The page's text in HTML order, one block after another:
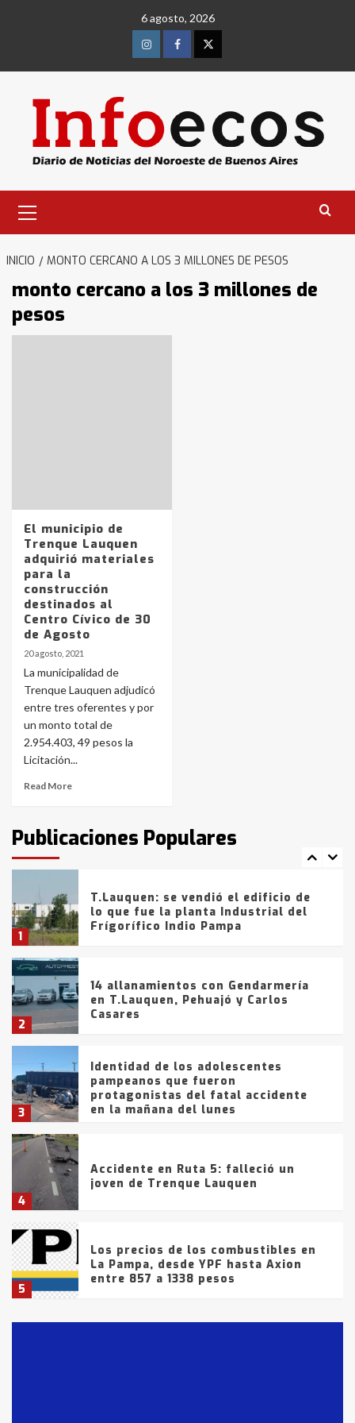
6 agosto, 2026
InstagramFacebookTwitter
primario
INICIO MONTO CERCANO A LOS 3 MILLONES DE PESOS
monto cercano a los 3 millones de
pesos
El municipio de
Trenque Lauquen
adquirió materiales
para la
construcción
destinados al
Centro Cívico de 30
de Agosto
20 agosto, 2021
La municipalidad de
Trenque Lauquen adjudicó
entre tres oferentes y por
un monto total de
2.954.403, 49 pesos la
Licitación...
Read More
Publicaciones Populares
4
Accidente en Ruta 5: falleció un
joven de Trenque Lauquen
5
6
La Bolsa de Cereales de Bahía
Blanca anticipa que Agosto vendrá
con lluvias y heladas, en gran parte
fueron detenidos por
comercialización de drogas en la
tarde del sábado
1
T.Lauquen: se vendió el edificio de
lo que fue la planta Industrial del
Frígorífico Indio Pampa
2
14 allanamientos con Gendarmería
en T.Lauquen, Pehuajó y Carlos
Casares
3
Identidad de los adolescentes
pampeanos que fueron
protagonistas del fatal accidente
en la mañana del lunes
4
Accidente en Ruta 5: falleció un
joven de Trenque Lauquen
5
Los precios de los combustibles en
La Pampa, desde YPF hasta Axion
entre 857 a 1338 pesos